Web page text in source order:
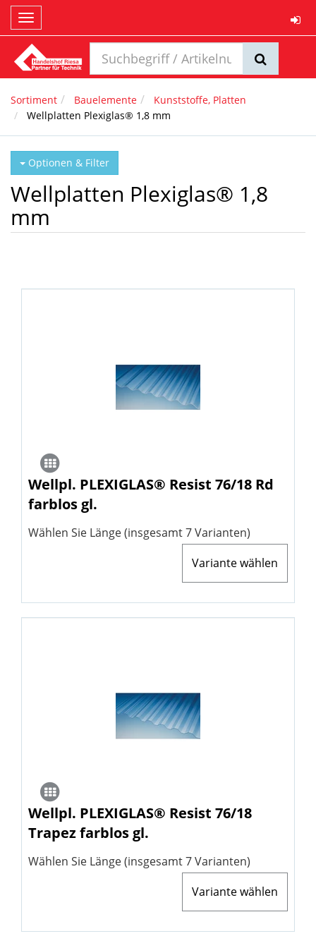
Toggle
navigation
Sortiment Bauelemente
Kunststoffe, Platten
Wellplatten Plexiglas® 1,8 mm
Optionen & Filter
Wellplatten Plexiglas® 1,8
mm
Wellpl. PLEXIGLAS® Resist 76/18 Rd
farblos gl.
Wählen Sie Länge (insgesamt 7 Varianten)
Variante wählen
Wellpl. PLEXIGLAS® Resist 76/18
Trapez farblos gl.
Wählen Sie Länge (insgesamt 7 Varianten)
Variante wählen